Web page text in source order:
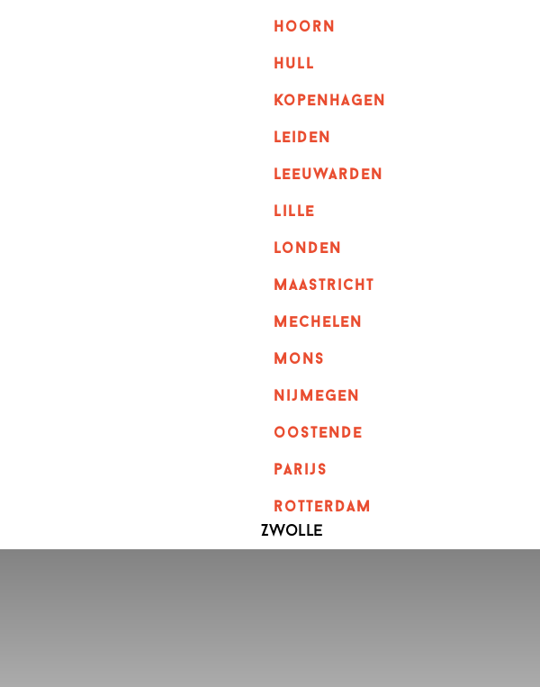
hoorn
hull
kopenhagen
leiden
leeuwarden
lille
londen
maastricht
mechelen
mons
nijmegen
oostende
parijs
rotterdam
Zwolle